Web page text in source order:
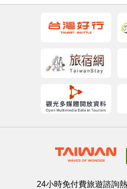
24小時免付費旅遊諮詢熱